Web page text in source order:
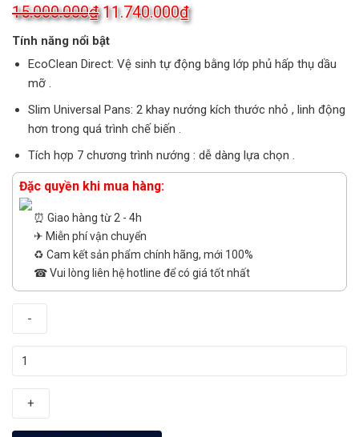
15.000.000₫Giá
gốc
là:
11.740.000₫Giá
tại
11.740.000₫.
Tính năng nổi bật
EcoClean Direct: Vệ sinh tự động bằng lớp phủ hấp thụ dầu
mỡ .
Slim Universal Pans: 2 khay nướng kích thước nhỏ , linh động
hơn trong quá trình chế biến .
Tích hợp 7 chương trình nướng : dễ dàng lựa chọn .
Đặc quyền khi mua hàng:
⏰ Giao hàng từ 2 - 4h
✈ Miễn phí vận chuyển
♻️ Cam kết sản phẩm chính hãng, mới 100%
☎ Vui lòng liên hệ hotline để có giá tốt nhất
Lò
HBS534BB0B
số